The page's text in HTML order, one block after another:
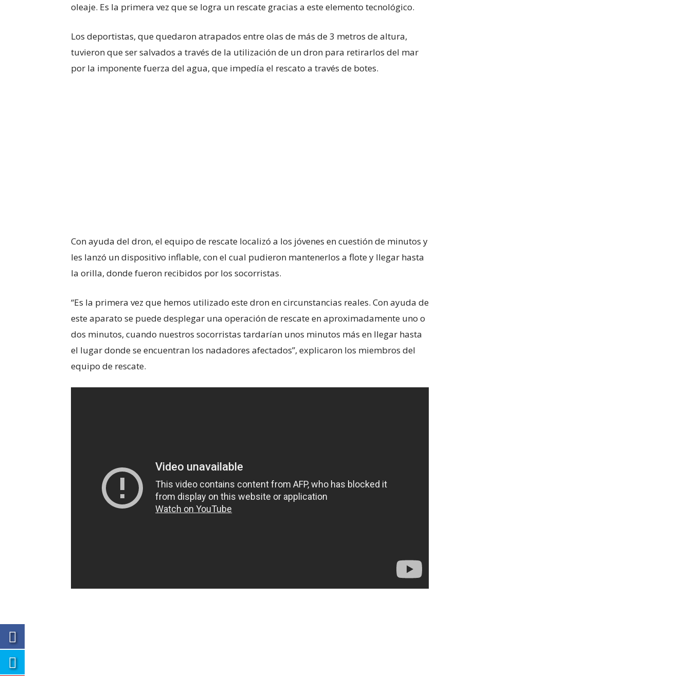
oleaje. Es la primera vez que se logra un rescate gracias a este elemento tecnológico.
Los deportistas, que quedaron atrapados entre olas de más de 3 metros de altura,
tuvieron que ser salvados a través de la utilización de un dron para retirarlos del mar
por la imponente fuerza del agua, que impedía el rescato a través de botes.
Con ayuda del dron, el equipo de rescate localizó a los jóvenes en cuestión de minutos y
les lanzó un dispositivo inflable, con el cual pudieron mantenerlos a flote y llegar hasta
la orilla, donde fueron recibidos por los socorristas.
“Es la primera vez que hemos utilizado este dron en circunstancias reales. Con ayuda de
este aparato se puede desplegar una operación de rescate en aproximadamente uno o
dos minutos, cuando nuestros socorristas tardarían unos minutos más en llegar hasta
el lugar donde se encuentran los nadadores afectados”, explicaron los miembros del
equipo de rescate.